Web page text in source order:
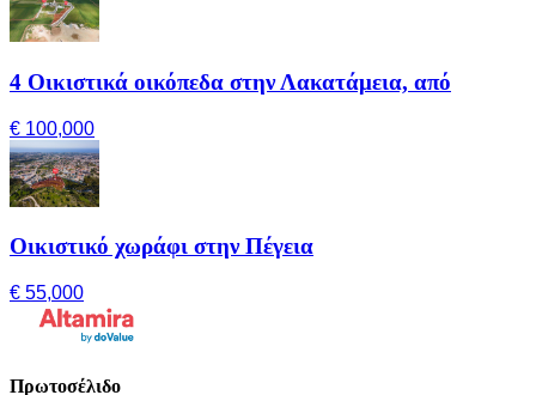
4 Οικιστικά οικόπεδα στην Λακατάμεια, από
€ 100,000
Οικιστικό χωράφι στην Πέγεια
€ 55,000
Πρωτοσέλιδο